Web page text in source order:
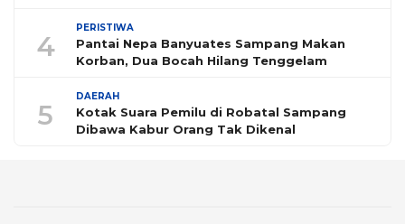
4
PERISTIWA
Pantai Nepa Banyuates Sampang Makan
Korban, Dua Bocah Hilang Tenggelam
5
DAERAH
Kotak Suara Pemilu di Robatal Sampang
Dibawa Kabur Orang Tak Dikenal